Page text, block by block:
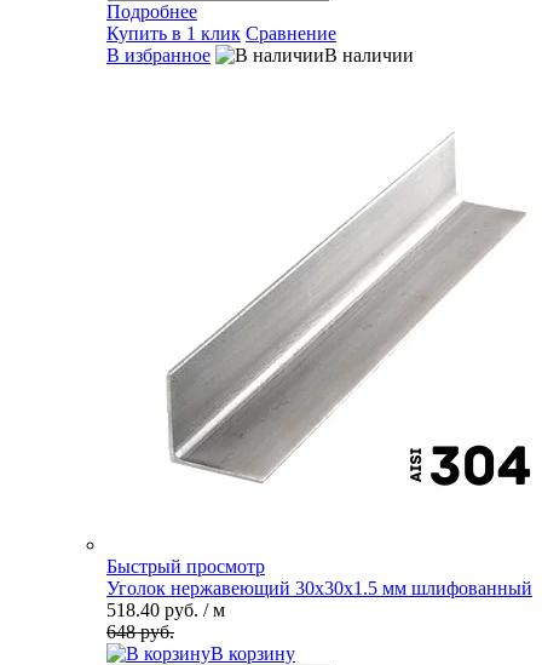
Подробнее
Купить в 1 клик Сравнение
В избранное
В наличии
Быстрый просмотр
Уголок нержавеющий 30х30х1.5 мм шлифованный
518.40 руб. / м
648 руб.
В корзину